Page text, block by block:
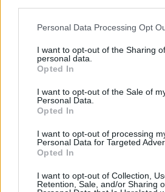
Personal Data Processing Opt
I want to opt-out of the Sharing
personal data.
Opted In
I want to opt-out of the Sale of
Personal Data.
Opted In
I want to opt-out of processing
Personal Data for Targeted
Opted In
I want to opt-out of Collection,
Retention, Sale, and/or Sharing
Sándor Ella:
A rovat további